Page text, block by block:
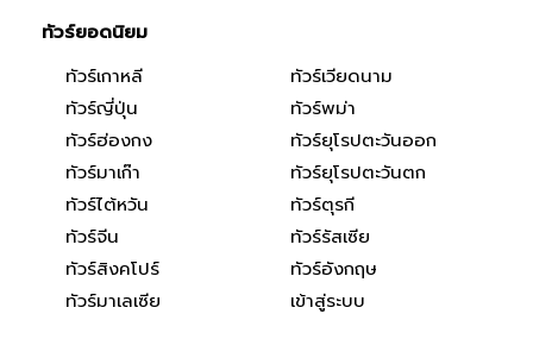
ทัวร์ยอดนิยม
ทัวร์เกาหลี
ทัวร์ญี่ปุ่น
ทัวร์ฮ่องกง
ทัวร์มาเก๊า
ทัวร์ไต้หวัน
ทัวร์จีน
ทัวร์สิงคโปร์
ทัวร์มาเลเซีย
ทัวร์เวียดนาม
ทัวร์พม่า
ทัวร์ยุโรปตะวันออก
ทัวร์ยุโรปตะวันตก
ทัวร์ตุรกี
ทัวร์รัสเซีย
ทัวร์อังกฤษ
เข้าสู่ระบบ